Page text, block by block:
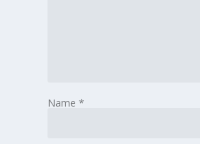
Name*